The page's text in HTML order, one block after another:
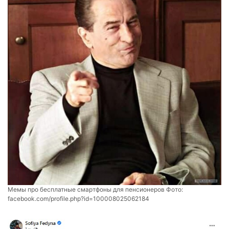
Мемы про бесплатные смартфоны для пенсионеров Фото:
facebook.com/profile.php?id=100008025062184